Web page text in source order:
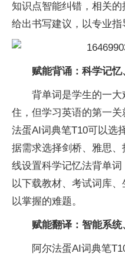
知识点智能纠错，相关
给出书写建议，以专业指
赋能背诵：科学记
背单词是学生的一
住，但学习英语的第一
法蛋AI词典笔T10可以选
据需求选择剑桥、雅思
线设置科学记忆法背单
以下载教材、考试词库
以掌握的难题。
赋能翻译：智能系
阿尔法蛋AI词典笔